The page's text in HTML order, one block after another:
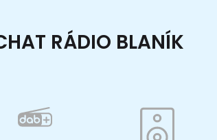
RÁDIO BLANÍK